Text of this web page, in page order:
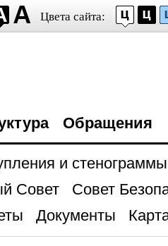
Цвета сайта:
Обращения
и стенограммы
Совет
Совет
Документы